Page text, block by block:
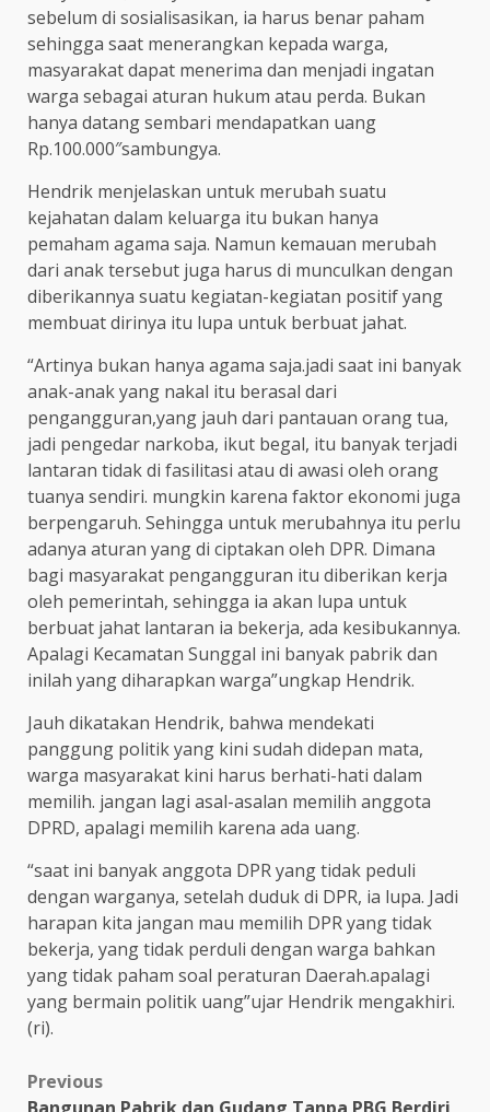
sebelum di sosialisasikan, ia harus benar paham
sehingga saat menerangkan kepada warga,
masyarakat dapat menerima dan menjadi ingatan
warga sebagai aturan hukum atau perda. Bukan
hanya datang sembari mendapatkan uang
Rp.100.000″sambungya.
Hendrik menjelaskan untuk merubah suatu
kejahatan dalam keluarga itu bukan hanya
pemaham agama saja. Namun kemauan merubah
dari anak tersebut juga harus di munculkan dengan
diberikannya suatu kegiatan-kegiatan positif yang
membuat dirinya itu lupa untuk berbuat jahat.
“Artinya bukan hanya agama saja.jadi saat ini banyak
anak-anak yang nakal itu berasal dari
pengangguran,yang jauh dari pantauan orang tua,
jadi pengedar narkoba, ikut begal, itu banyak terjadi
lantaran tidak di fasilitasi atau di awasi oleh orang
tuanya sendiri. mungkin karena faktor ekonomi juga
berpengaruh. Sehingga untuk merubahnya itu perlu
adanya aturan yang di ciptakan oleh DPR. Dimana
bagi masyarakat pengangguran itu diberikan kerja
oleh pemerintah, sehingga ia akan lupa untuk
berbuat jahat lantaran ia bekerja, ada kesibukannya.
Apalagi Kecamatan Sunggal ini banyak pabrik dan
inilah yang diharapkan warga”ungkap Hendrik.
Jauh dikatakan Hendrik, bahwa mendekati
panggung politik yang kini sudah didepan mata,
warga masyarakat kini harus berhati-hati dalam
memilih. jangan lagi asal-asalan memilih anggota
DPRD, apalagi memilih karena ada uang.
“saat ini banyak anggota DPR yang tidak peduli
dengan warganya, setelah duduk di DPR, ia lupa. Jadi
harapan kita jangan mau memilih DPR yang tidak
bekerja, yang tidak perduli dengan warga bahkan
yang tidak paham soal peraturan Daerah.apalagi
yang bermain politik uang”ujar Hendrik mengakhiri.
(ri).
Post
Previous